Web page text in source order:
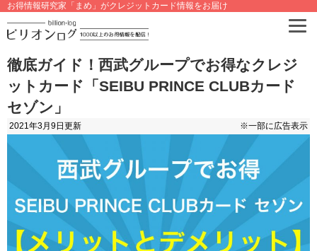
お得情報研究家「まめ」がクレジットカード情報をお届け
徹底ガイド！西武グループでお得なクレジ
ットカード「SEIBU PRINCE CLUBカード
セゾン」
2021年3月9日 更新 ※一部に広告表示